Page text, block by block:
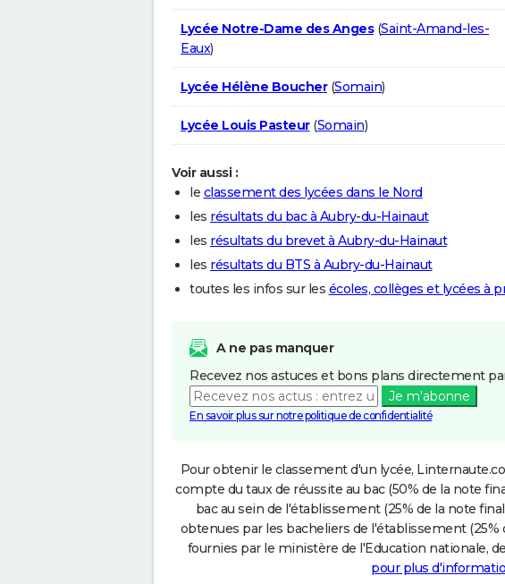
Lycée Notre-Dame des Anges(Saint-Amand-les-
Eaux)
Lycée Hélène Boucher(Somain)
Lycée Louis Pasteur(Somain)
Voir aussi :
le classement des lycées dans le Nord
les résultats du bac à Aubry-du-Hainaut
les résultats du brevet à Aubry-du-Hainaut
les résultats du BTS à Aubry-du-Hainaut
toutes les infos sur les écoles, collèges et lycées à
A ne pas manquer
Recevez nos astuces et bons plans directement
Je m'abonne
En savoir plus sur notre politique de confidentialité
Pour obtenir le classement d'un lycée,
compte du taux de réussite au bac (50% de la note
bac au sein de l'établissement (25% de la note
obtenues par les bacheliers de l'établissement (25%
fournies par le ministère de l'Education nationale,
pour plus